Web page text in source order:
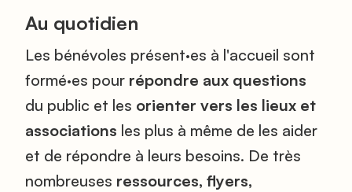
Au quotidien
Les bénévoles présent·es à l'accueil sont
formé·es pour répondre aux questions
du public et les orienter vers les lieux et
associations les plus à même de les aider
et de répondre à leurs besoins. De très
nombreuses ressources, flyers,